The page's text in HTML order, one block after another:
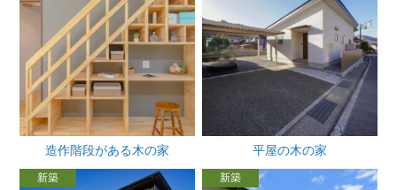
造作階段がある木の家 平屋の木の家
新築 新築